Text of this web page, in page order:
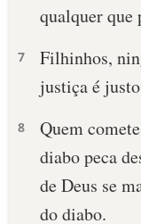
qualquer que
7
Filhinhos,
justiça é
8
Quem
diabo peca
de Deus se
do diabo.